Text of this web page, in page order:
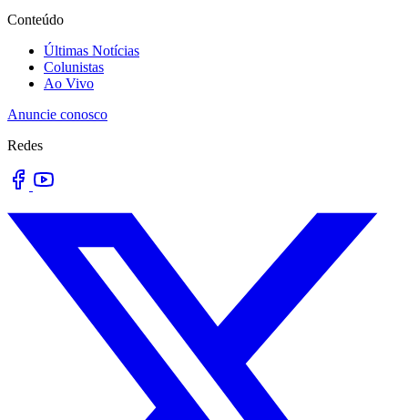
Conteúdo
Últimas Notícias
Colunistas
Ao Vivo
Anuncie conosco
Redes